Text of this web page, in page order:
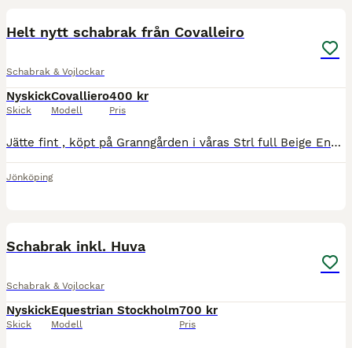
Helt nytt schabrak från Covalleiro
Schabrak & Vojlockar
Nyskick
Skick
Covalliero
Modell
400 kr
Pris
Jätte fint , köpt på Granngården i våras Strl full Beige Endast provad ( ej riden i ) Dressyr full
Jönköping
Schabrak inkl. Huva
Schabrak & Vojlockar
Nyskick
Skick
Equestrian Stockholm
Modell
700 kr
Pris